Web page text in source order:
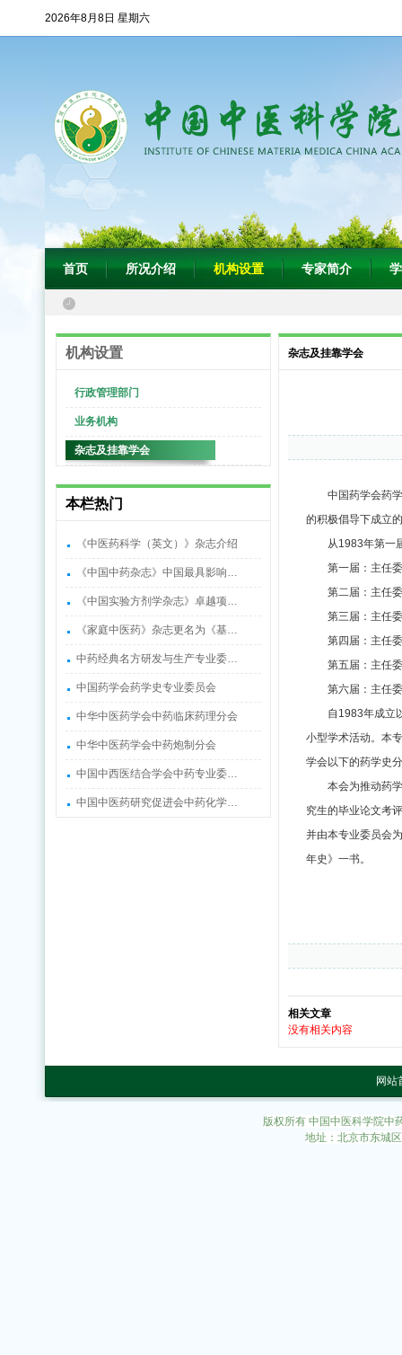
2026年8月8日 星期六
首页 所况介绍 机构设置 专家简介
机构设置
行政管理部门
业务机构
杂志及挂靠学会
本栏热门
《中医药科学（英文）》杂志介绍
《中国中药杂志》中国最具影响…
《中国实验方剂学杂志》卓越项…
《家庭中医药》杂志更名为《基…
中药经典名方研发与生产专业委…
中国药学会药学史专业委员会
中华中医药学会中药临床药理分会
中华中医药学会中药炮制分会
中国中西医结合学会中药专业委…
中国中医药研究促进会中药化学…
杂志及挂靠学会
中国药学会药
的积极倡导下成立
从1983年第一
第一届：主任
第二届：主任
第三届：主任
第四届：主任
第五届：主任
第六届：主任
自1983年成立
小型学术活动。本
学会以下的药学史
本会为推动药
究生的毕业论文考
并由本专业委员会
年史》一书。
相关文章
没有相关内容
网站
版权所有 中国中医科学院中
地址：北京市东城